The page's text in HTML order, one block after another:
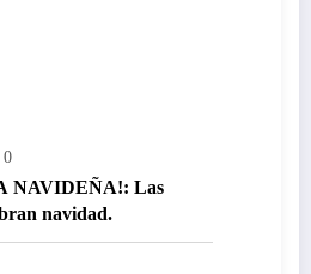
0
NAVIDEÑA!: Las
navidad.